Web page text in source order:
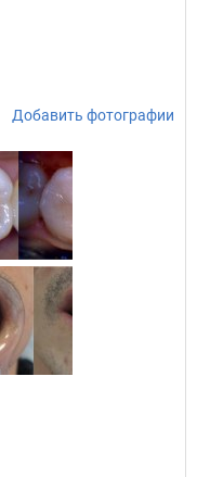
Добавить фотографии